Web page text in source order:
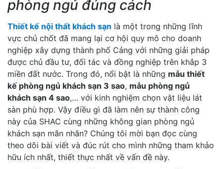
phòng ngủ đúng cách
Thiết kế nội thất khách sạn là một trong những lĩnh
vực chủ chốt đã mang lại cơ hội quy mô cho doanh
nghiệp xây dựng thành phố Cảng với những giải pháp
được chủ đầu tư, đối tác và đồng nghiệp trên khắp 3
miền đất nước. Trong đó, nổi bật là những mẫu thiết
kế phòng ngủ khách sạn 3 sao, mẫu phòng ngủ
khách sạn 4 sao,… với kinh nghiệm chọn vật liệu lát
sàn phù hợp. Vậy điều gì đã làm nên sự thành công
này của SHAC cùng những không gian phòng ngủ
khách sạn mãn nhãn? Chúng tôi mời bạn đọc cùng
theo dõi bài viết và đúc rút cho mình những tham khảo
hữu ích nhất, thiết thực nhất về vấn đề này.